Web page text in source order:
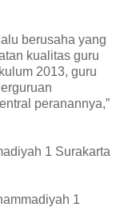
berusaha yang
kualitas guru
2013, guru
peranannya,”
1 Surakarta
1